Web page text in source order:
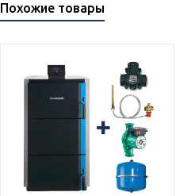
Похожие товары